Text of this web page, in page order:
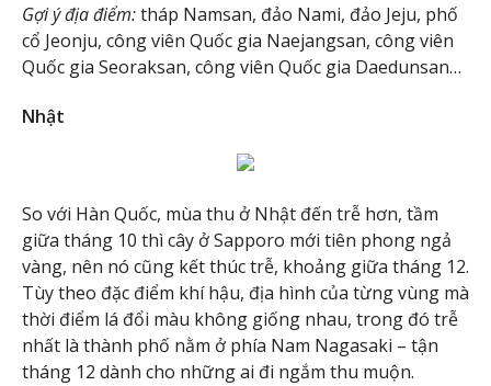
Gợi ý địa điểm:tháp Namsan, đảo Nami, đảo Jeju, phố
cổ Jeonju, công viên Quốc gia Naejangsan, công viên
Quốc gia Seoraksan, công viên Quốc gia Daedunsan…
Nhật
So với Hàn Quốc, mùa thu ở Nhật đến trễ hơn, tầm
giữa tháng 10 thì cây ở Sapporo mới tiên phong ngả
vàng, nên nó cũng kết thúc trễ, khoảng giữa tháng 12.
Tùy theo đặc điểm khí hậu, địa hình của từng vùng mà
thời điểm lá đổi màu không giống nhau, trong đó trễ
nhất là thành phố nằm ở phía Nam Nagasaki – tận
tháng 12 dành cho những ai đi ngắm thu muộn.